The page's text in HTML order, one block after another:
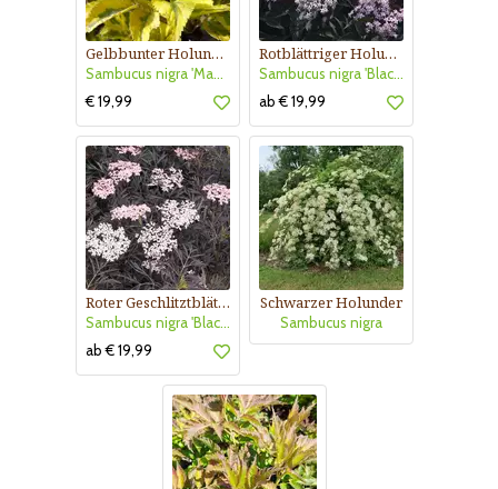
Gelbbunter Holunder
Sambucus nigra 'Madonna'
€ 19,99
Rotblättriger Holunder
Sambucus nigra 'Black Beauty'
ab € 19,99
Roter Geschlitztblättriger Holunder
Sambucus nigra 'Black Lace'
ab € 19,99
Schwarzer Holunder
Sambucus nigra